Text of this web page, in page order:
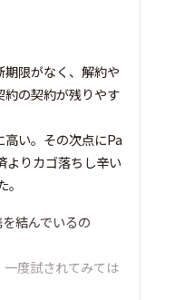
期限がなく、解約や
約の契約が残りやす
い。その次点にPa
よりカゴ落ちし辛い
結んでいるの
一度試されてみては